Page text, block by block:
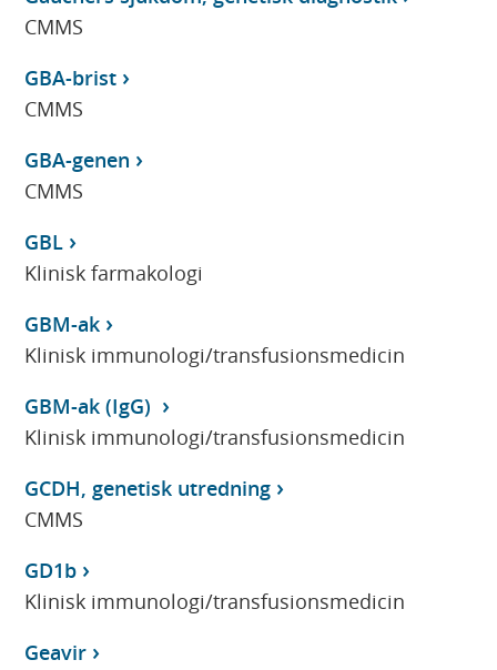
CMMS
GBA-brist
CMMS
GBA-genen
CMMS
GBL
Klinisk farmakologi
GBM-ak
Klinisk immunologi/transfusionsmedicin
GBM-ak (IgG)
Klinisk immunologi/transfusionsmedicin
GCDH, genetisk utredning
CMMS
GD1b
Klinisk immunologi/transfusionsmedicin
Geavir